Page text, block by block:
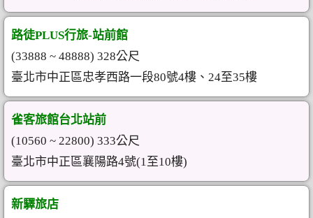
路徒PLUS行旅-站前館
(33888 ~ 48888) 328公尺
臺北市中正區忠孝西路一段80號4樓、24至35樓
雀客旅館台北站前
(10560 ~ 22800) 333公尺
臺北市中正區襄陽路4號(1至10樓)
新驛旅店